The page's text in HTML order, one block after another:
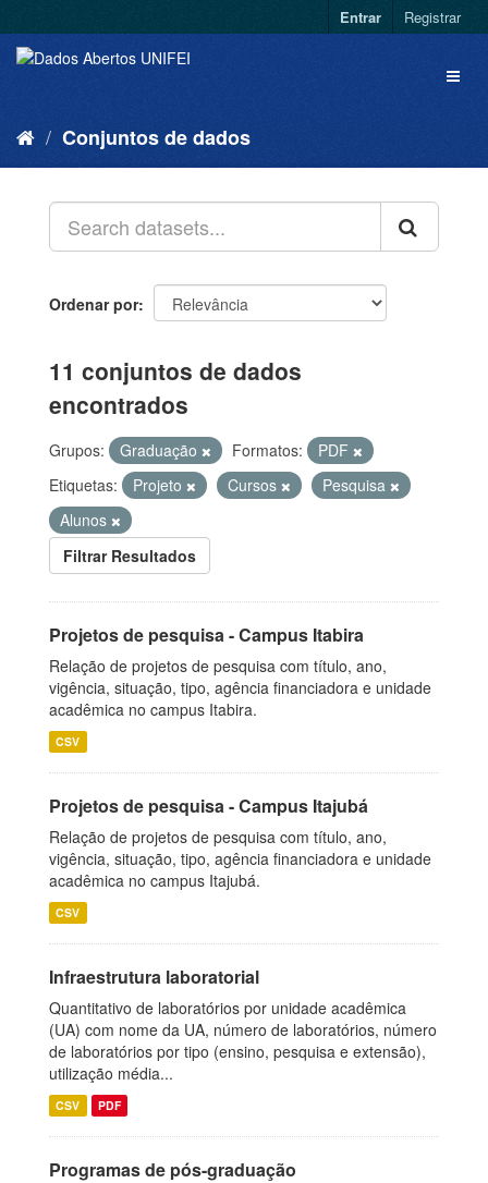
Entrar Registrar
Conjuntos de dados
Ordenar por
11 conjuntos de dados
encontrados
Grupos: Graduação Formatos:
PDF
Etiquetas:
Projeto Cursos
Pesquisa
Alunos
Filtrar Resultados
Projetos de pesquisa - Campus Itabira
Relação de projetos de pesquisa com título, ano,
vigência, situação, tipo, agência financiadora e unidade
acadêmica no campus Itabira.
CSV
Projetos de pesquisa - Campus Itajubá
Relação de projetos de pesquisa com título, ano,
vigência, situação, tipo, agência financiadora e unidade
acadêmica no campus Itajubá.
CSV
Infraestrutura laboratorial
Quantitativo de laboratórios por unidade acadêmica
(UA) com nome da UA, número de laboratórios, número
de laboratórios por tipo (ensino, pesquisa e extensão),
utilização média...
CSV PDF
Programas de pós-graduação